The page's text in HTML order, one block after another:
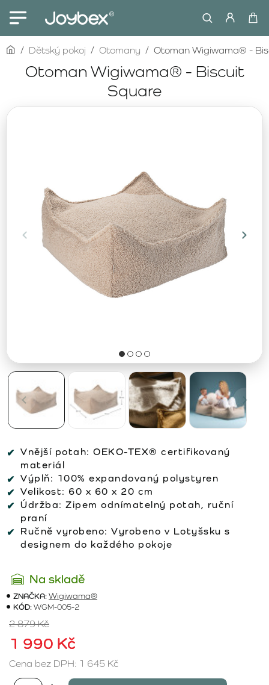
Otoman Wigiwama® - Biscuit
Square
homeDětský pokoj Otomany Otoman Wigiwama® -
Vnější potah: OEKO-TEX® certifikovaný
materiál
Výplň: 100% expandovaný polystyren
Velikost: 60 x 60 x 20 cm
Údržba: Zipem odnímatelný potah, ruční
praní
Ručně vyrobeno: Vyrobeno v Lotyšsku s
designem do každého pokoje
Na skladě
ZNAČKA:Wigiwama®
KÓD:WGM-005-2
1 990 Kč
2 879 Kč
Cena bez DPH: 1 645 Kč